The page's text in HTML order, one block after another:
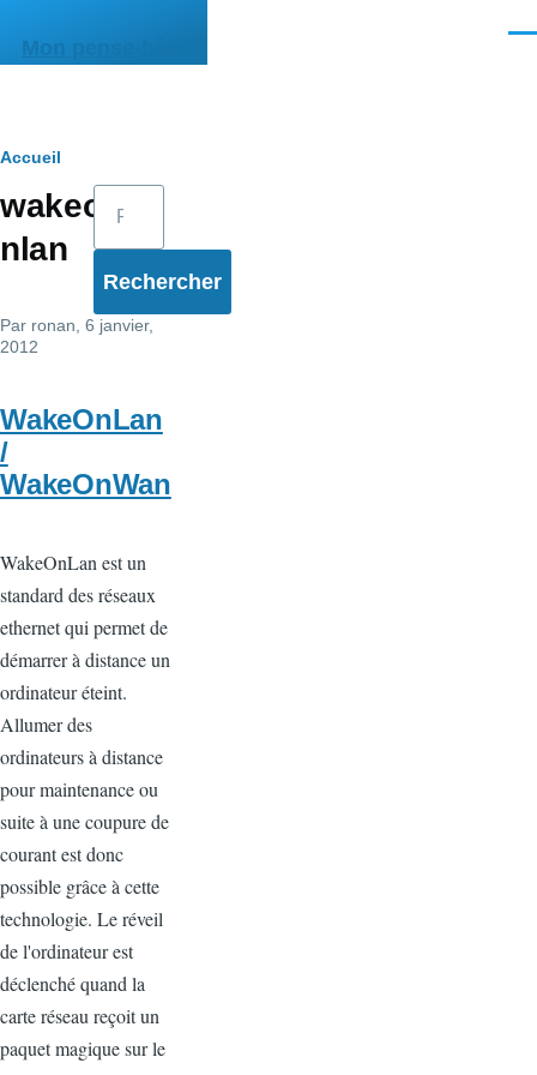
Mon pense-bête
Fil
d'Ariane
Accueil
wakeo
nlan
Par ronan , 6 janvier,
2012
WakeOnLan
/
WakeOnWan
WakeOnLan est un
standard des réseaux
ethernet qui permet de
démarrer à distance un
ordinateur éteint.
Allumer des
ordinateurs à distance
pour maintenance ou
suite à une coupure de
courant est donc
possible grâce à cette
technologie. Le réveil
de l'ordinateur est
déclenché quand la
carte réseau reçoit un
paquet magique sur le
Rechercher